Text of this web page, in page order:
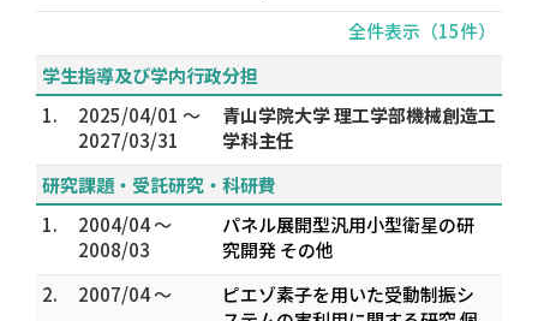
全件表示（15件）
学生指導及び学内行政分担
1.
2025/04/01 ～
2027/03/31
青山学院大学 理工学部機械創造工
学科主任
研究課題・受託研究・科研費
1.
2004/04 ～
2008/03
パネル展開型汎用小型衛星の研
究開発 その他
2.
2007/04 ～
ピエゾ素子を用いた受動制振シ